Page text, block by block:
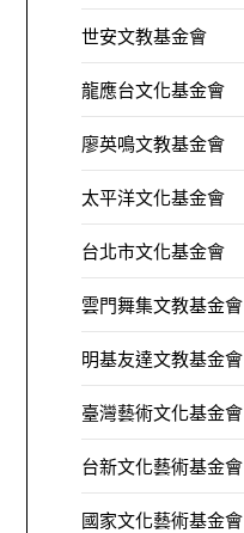
世安文教基金會
龍應台文化基金會
廖英鳴文教基金會
太平洋文化基金會
台北市文化基金會
雲門舞集文教基金會
明基友達文教基金會
臺灣藝術文化基金會
台新文化藝術基金會
國家文化藝術基金會